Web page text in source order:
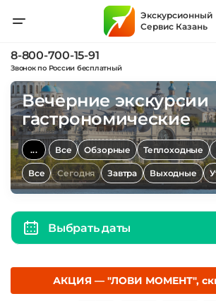
8-800-700-15-91
Звонок по России бесплатный
Экскурсионный
Сервис Казань
Вечерние экскурсии
гастрономические
... Все Обзорные Теплоходные
Все Сегодня Завтра Выходные
Выбрать даты
АКЦИЯ — "ЛОВИ МОМЕНТ",
2 2
0 6
1 4
3